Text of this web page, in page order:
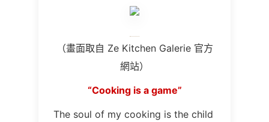
（畫面取自 Ze Kitchen Galerie 官方
網站）
“Cooking is a game”
The soul of my cooking is the child